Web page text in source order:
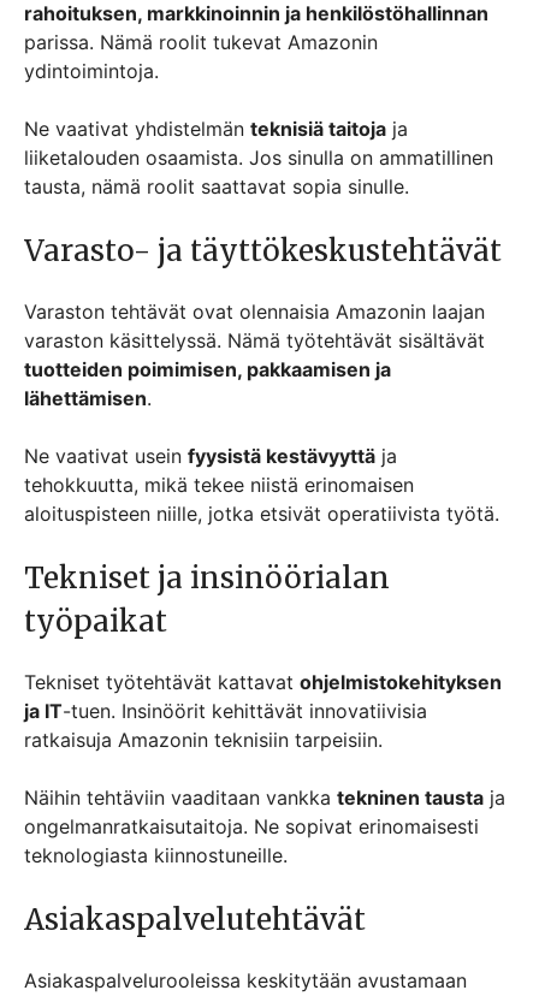
rahoituksen, markkinoinnin ja henkilöstöhallinnan
parissa. Nämä roolit tukevat Amazonin
ydintoimintoja.
Ne vaativat yhdistelmän teknisiä taitoja ja
liiketalouden osaamista. Jos sinulla on ammatillinen
tausta, nämä roolit saattavat sopia sinulle.
Varasto- ja täyttökeskustehtävät
Varaston tehtävät ovat olennaisia Amazonin laajan
varaston käsittelyssä. Nämä työtehtävät sisältävät
tuotteiden poimimisen, pakkaamisen ja
lähettämisen.
Ne vaativat usein fyysistä kestävyyttä ja
tehokkuutta, mikä tekee niistä erinomaisen
aloituspisteen niille, jotka etsivät operatiivista työtä.
Tekniset ja insinöörialan
työpaikat
Tekniset työtehtävät kattavat ohjelmistokehityksen
ja IT-tuen. Insinöörit kehittävät innovatiivisia
ratkaisuja Amazonin teknisiin tarpeisiin.
Näihin tehtäviin vaaditaan vankka tekninen tausta ja
ongelmanratkaisutaitoja. Ne sopivat erinomaisesti
teknologiasta kiinnostuneille.
Asiakaspalvelutehtävät
Asiakaspalvelurooleissa keskitytään avustamaan